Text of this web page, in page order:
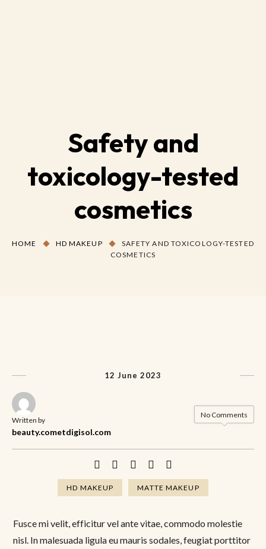
Safety and
toxicology-tested
cosmetics
HOME HD MAKEUP
SAFETY AND TOXICOLOGY-TESTED
COSMETICS
Written by
beauty.cometdigisol.com
12 June 2023
No Comments
HD MAKEUP MATTE MAKEUP
Fusce mi velit, efficitur vel ante vitae, commodo molestie
nisl. In malesuada ligula eu mauris sodales, feugiat porttitor